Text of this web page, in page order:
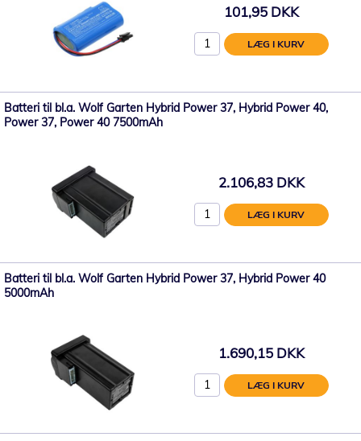
101,95 DKK
LÆG I KURV
Batteri til bl.a. Wolf Garten Hybrid Power 37, Hybrid Power 40,
Power 37, Power 40 7500mAh
2.106,83 DKK
LÆG I KURV
Batteri til bl.a. Wolf Garten Hybrid Power 37, Hybrid Power 40
5000mAh
1.690,15 DKK
LÆG I KURV